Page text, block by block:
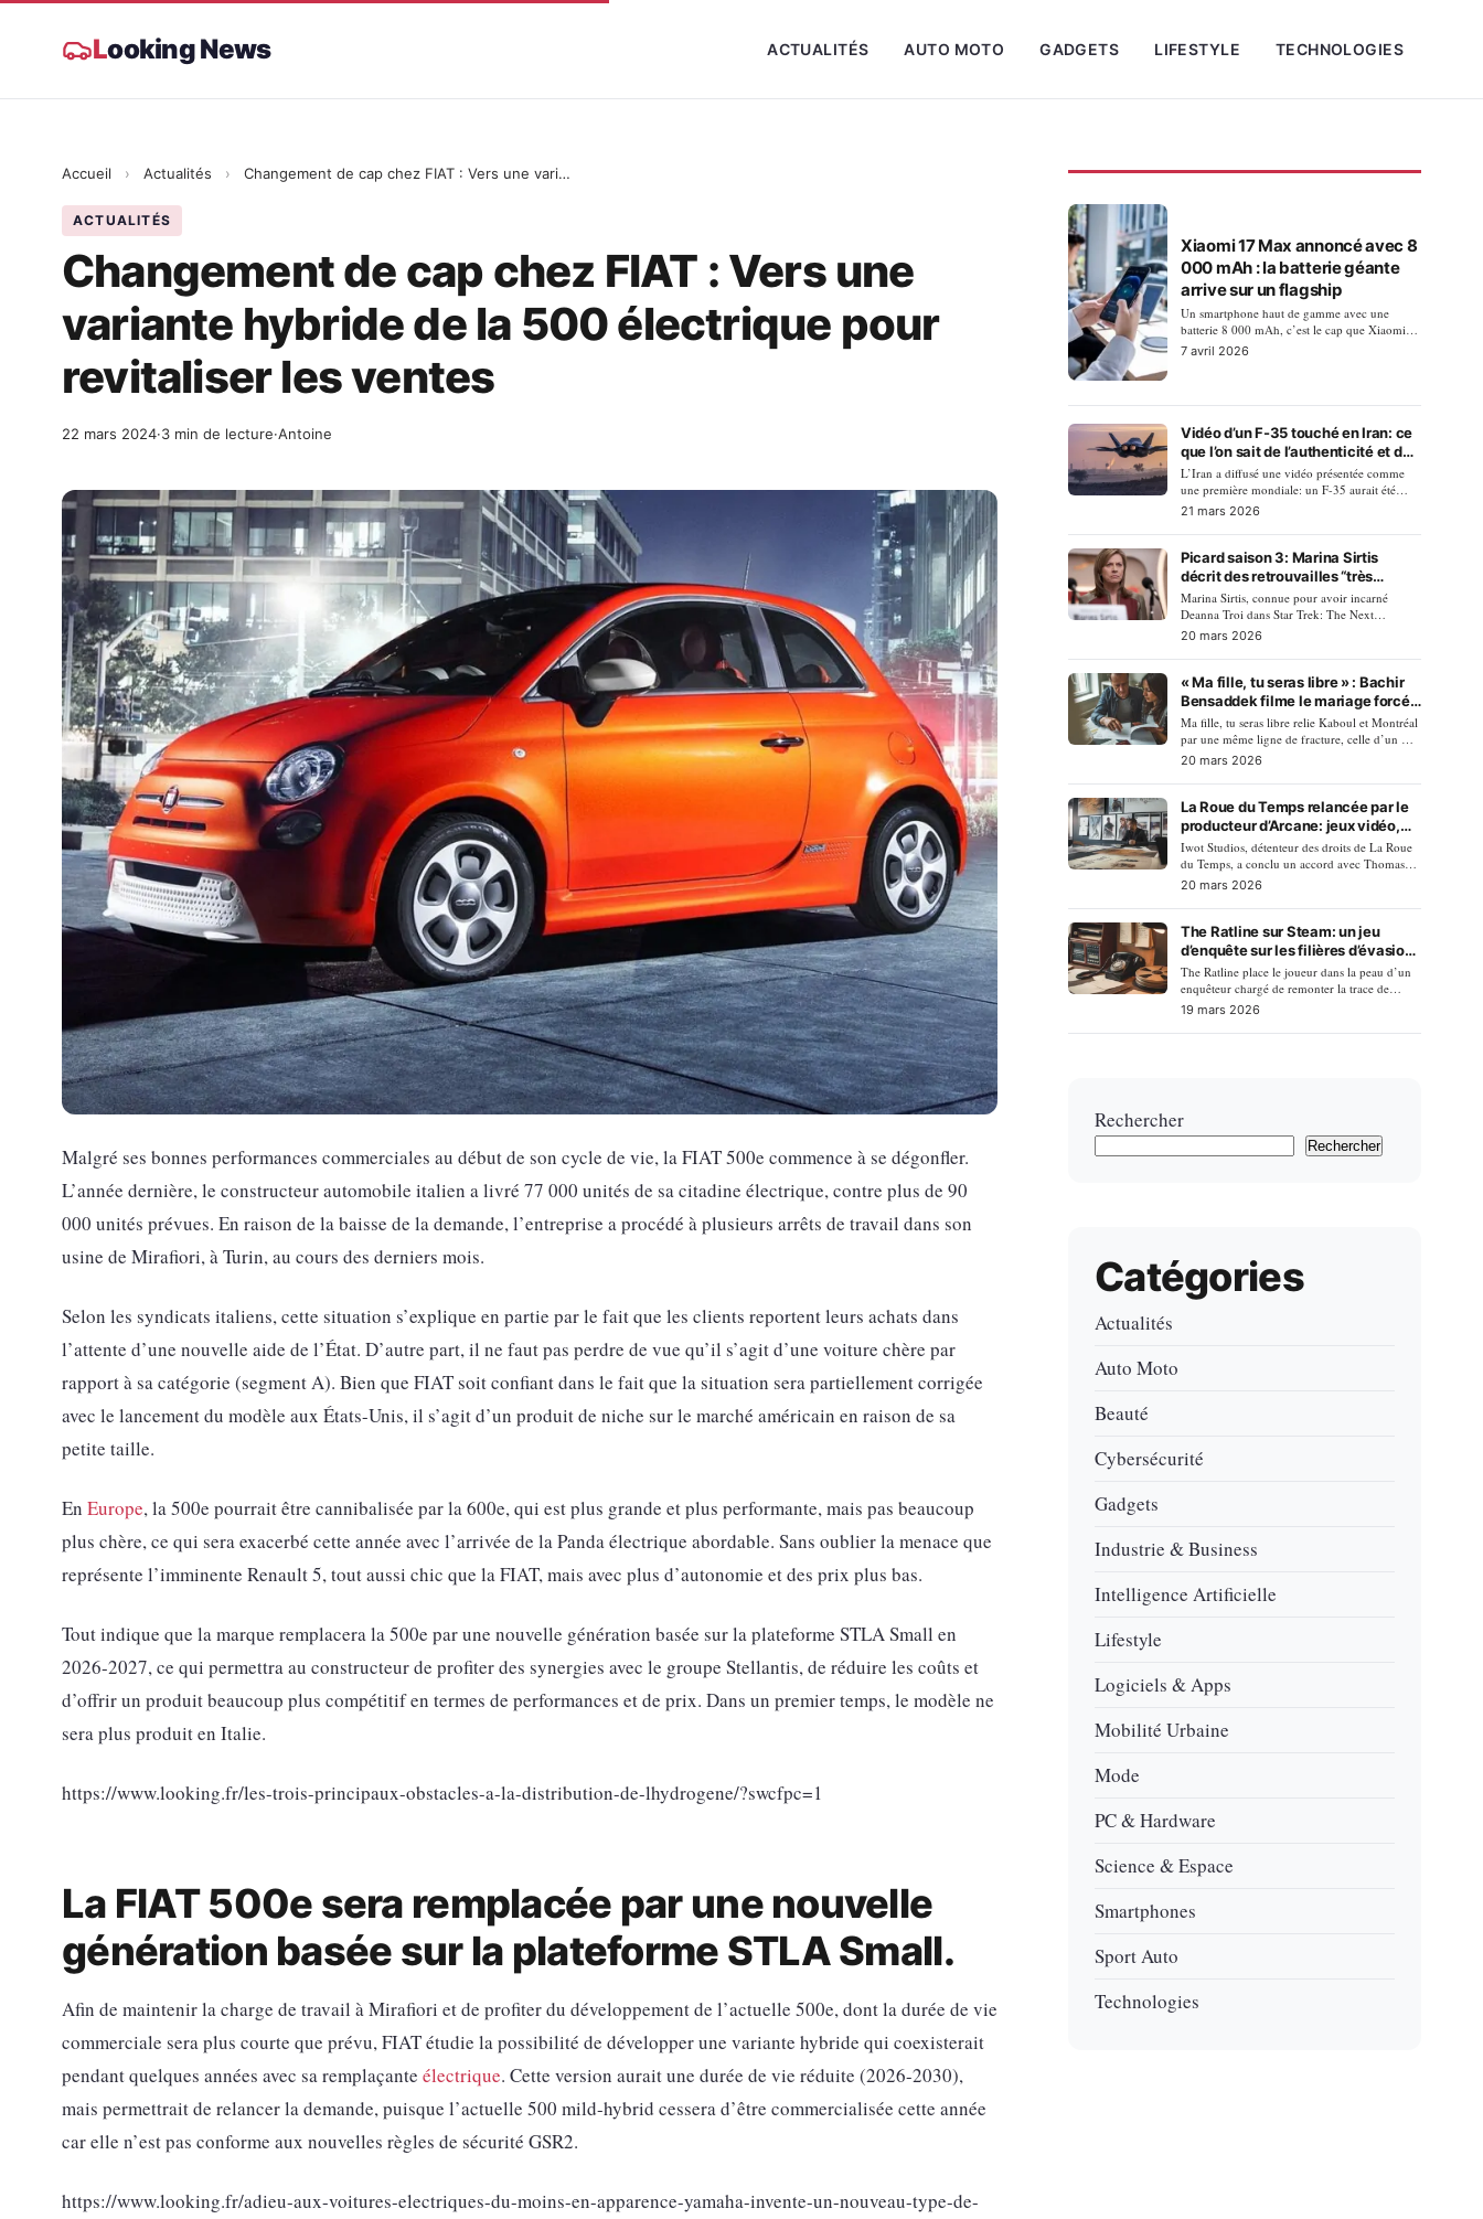
Looking News ACTUALITÉS AUTO MOTO GADGETS LIFESTYLE TECHNOLOGIES
Accueil › Actualités › Changement de cap chez FIAT : Vers une variante hybride de la 500 électrique pour revitaliser les ventes
ACTUALITÉS
Changement de cap chez FIAT : Vers une
variante hybride de la 500 électrique pour
revitaliser les ventes
22 mars 2024·3 min de lecture·Antoine
Malgré ses bonnes performances commerciales au début de son cycle de vie, la FIAT 500e commence à se dégonfler.
L’année dernière, le constructeur automobile italien a livré 77 000 unités de sa citadine électrique, contre plus de 90
000 unités prévues. En raison de la baisse de la demande, l’entreprise a procédé à plusieurs arrêts de travail dans son
usine de Mirafiori, à Turin, au cours des derniers mois.
Selon les syndicats italiens, cette situation s’explique en partie par le fait que les clients reportent leurs achats dans
l’attente d’une nouvelle aide de l’État. D’autre part, il ne faut pas perdre de vue qu’il s’agit d’une voiture chère par
rapport à sa catégorie (segment A). Bien que FIAT soit confiant dans le fait que la situation sera partiellement corrigée
avec le lancement du modèle aux États-Unis, il s’agit d’un produit de niche sur le marché américain en raison de sa
petite taille.
En Europe, la 500e pourrait être cannibalisée par la 600e, qui est plus grande et plus performante, mais pas beaucoup
plus chère, ce qui sera exacerbé cette année avec l’arrivée de la Panda électrique abordable. Sans oublier la menace que
représente l’imminente Renault 5, tout aussi chic que la FIAT, mais avec plus d’autonomie et des prix plus bas.
Tout indique que la marque remplacera la 500e par une nouvelle génération basée sur la plateforme STLA Small en
2026-2027, ce qui permettra au constructeur de profiter des synergies avec le groupe Stellantis, de réduire les coûts et
d’offrir un produit beaucoup plus compétitif en termes de performances et de prix. Dans un premier temps, le modèle ne
sera plus produit en Italie.
https://www.looking.fr/les-trois-principaux-obstacles-a-la-distribution-de-lhydrogene/?swcfpc=1
La FIAT 500e sera remplacée par une nouvelle
génération basée sur la plateforme STLA Small.
Afin de maintenir la charge de travail à Mirafiori et de profiter du développement de l’actuelle 500e, dont la durée de vie
commerciale sera plus courte que prévu, FIAT étudie la possibilité de développer une variante hybride qui coexisterait
pendant quelques années avec sa remplaçante électrique. Cette version aurait une durée de vie réduite (2026-2030),
mais permettrait de relancer la demande, puisque l’actuelle 500 mild-hybrid cessera d’être commercialisée cette année
car elle n’est pas conforme aux nouvelles règles de sécurité GSR2.
https://www.looking.fr/adieu-aux-voitures-electriques-du-moins-en-apparence-yamaha-invente-un-nouveau-type-de-
Xiaomi 17 Max annoncé avec 8
000 mAh : la batterie géante
arrive sur un flagship
Un smartphone haut de gamme avec une
batterie 8 000 mAh, c’est le cap que Xiaomi
s’appr…
7 avril 2026
Vidéo d’un F-35 touché en Iran: ce
que l’on sait de l’authenticité et de
l’atterrissage d’urgence
L’Iran a diffusé une vidéo présentée comme
une première mondiale: un F-35 aurait été
touché p…
21 mars 2026
Picard saison 3: Marina Sirtis
décrit des retrouvailles “très
déprimantes” sur un plateau
changé
Marina Sirtis, connue pour avoir incarné
Deanna Troi dans Star Trek: The Next
Generation, a livré u…
20 mars 2026
« Ma fille, tu seras libre » : Bachir
Bensaddek filme le mariage forcé
entre Kaboul et Montréal
Ma fille, tu seras libre relie Kaboul et Montréal
par une même ligne de fracture, celle d’un …
20 mars 2026
La Roue du Temps relancée par le
producteur d’Arcane: jeux vidéo,
animation et nouvelle série en
chantier
Iwot Studios, détenteur des droits de La Roue
du Temps, a conclu un accord avec Thomas
Vu, producte…
20 mars 2026
The Ratline sur Steam: un jeu
d’enquête sur les filières d’évasion
nazies, sans aide ni confort
The Ratline place le joueur dans la peau d’un
enquêteur chargé de remonter la trace de
crimin…
19 mars 2026
Rechercher
Rechercher
Catégories
Actualités
Auto Moto
Beauté
Cybersécurité
Gadgets
Industrie & Business
Intelligence Artificielle
Lifestyle
Logiciels & Apps
Mobilité Urbaine
Mode
PC & Hardware
Science & Espace
Smartphones
Sport Auto
Technologies